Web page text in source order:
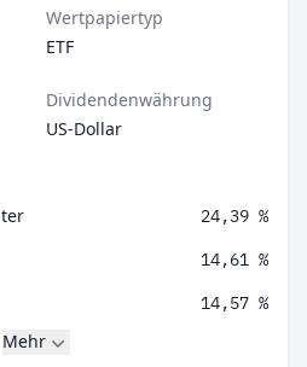
Wertpapiertyp
ETF
Dividendenwährung
US-Dollar
24,39 %
14,61 %
14,57 %
Mehr